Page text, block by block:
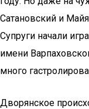
Сатановский и
Супруги начали
имени
много
Дворянское